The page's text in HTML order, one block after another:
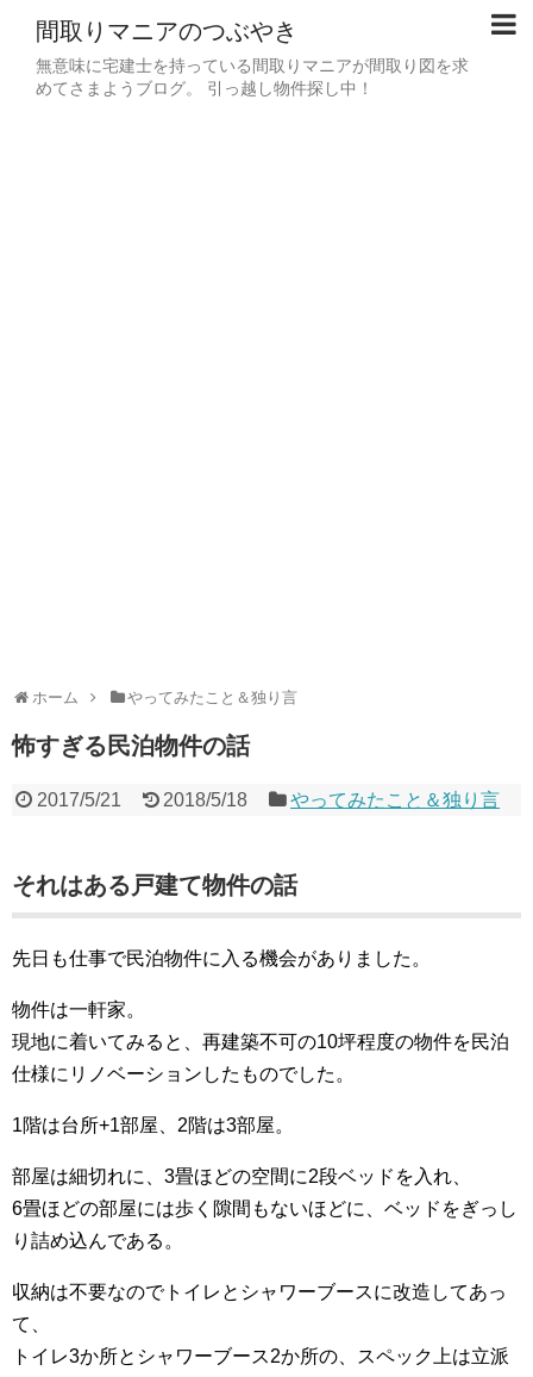
間取りマニアのつぶやき
無意味に宅建士を持っている間取りマニアが間取り図を求
めてさまようブログ。 引っ越し物件探し中！
ホーム やってみたこと＆独り言
怖すぎる民泊物件の話
2017/5/21 2018/5/18 やってみたこと＆独り言
それはある戸建て物件の話
先日も仕事で民泊物件に入る機会がありました。
物件は一軒家。
現地に着いてみると、再建築不可の10坪程度の物件を民泊
仕様にリノベーションしたものでした。
1階は台所+1部屋、2階は3部屋。
部屋は細切れに、3畳ほどの空間に2段ベッドを入れ、
6畳ほどの部屋には歩く隙間もないほどに、ベッドをぎっし
り詰め込んである。
収納は不要なのでトイレとシャワーブースに改造してあっ
て、
トイレ3か所とシャワーブース2か所の、スペック上は立派